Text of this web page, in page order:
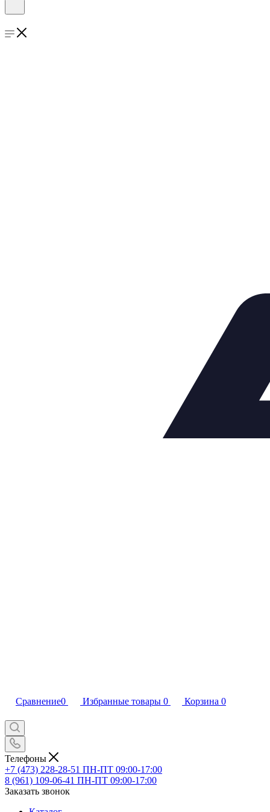
Сравнение0 Избранные товары 0 Корзина 0
Телефоны
+7 (473) 228-28-51 ПН-ПТ 09:00-17:00
8 (961) 109-06-41 ПН-ПТ 09:00-17:00
Заказать звонок